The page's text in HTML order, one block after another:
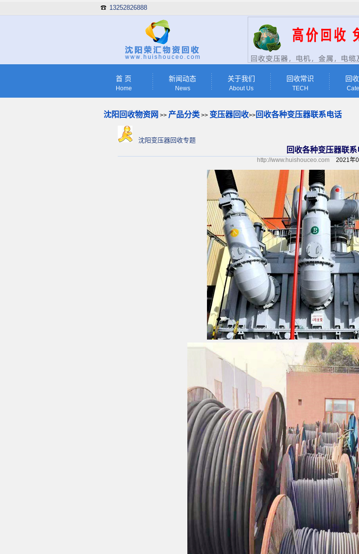
☎ 13252826888
首 页
Home
新闻动态
News
关于我们
About Us
回收常识
TECH
回
沈阳回收物资网 >> 产品分类 >> 变压器回收>> 回收各种变压器联系电话
沈阳变压器回收专题
回收各种变压器联系
http://www.huishouceo.com 2021年